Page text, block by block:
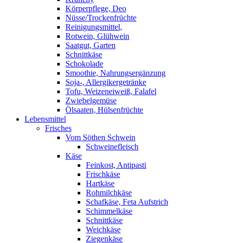
Körperpflege, Deo
Nüsse/Trockenfrüchte
Reinigungsmittel,
Rotwein, Glühwein
Saatgut, Garten
Schnittkäse
Schokolade
Smoothie, Nahrungsergänzung
Soja-, Allergikergetränke
Tofu, Weizeneiweiß, Falafel
Zwiebelgemüse
Ölsaaten, Hülsenfrüchte
Lebensmittel
Frisches
Vom Söthen Schwein
Schweinefleisch
Käse
Feinkost, Antipasti
Frischkäse
Hartkäse
Rohmilchkäse
Schafkäse, Feta Aufstrich
Schimmelkäse
Schnittkäse
Weichkäse
Ziegenkäse